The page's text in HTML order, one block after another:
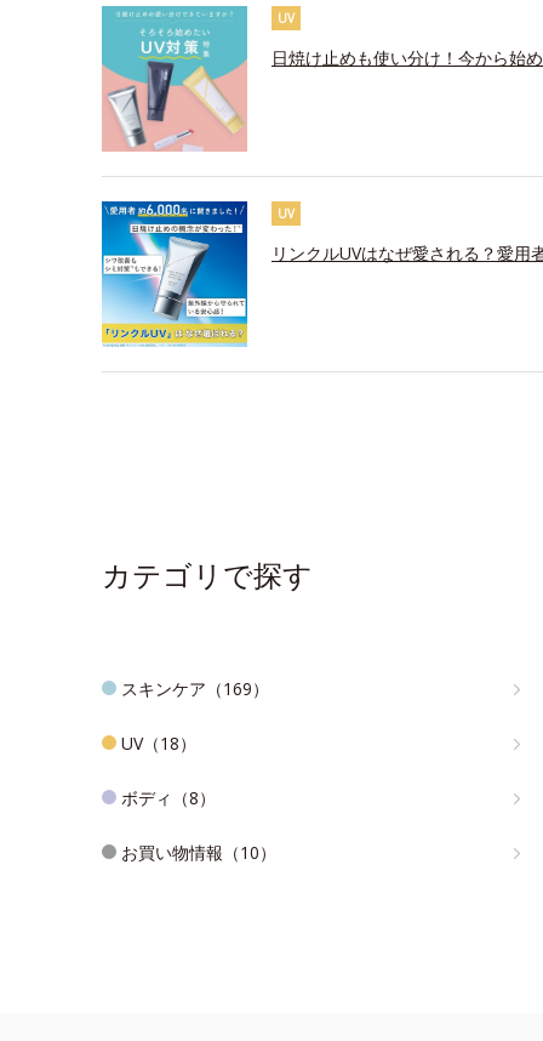
UV
日焼け止めも使い分け！今から始
UV
リンクルUVはなぜ愛される？愛
カテゴリで探す
スキンケア（169）
UV（18）
ボディ（8）
お買い物情報（10）